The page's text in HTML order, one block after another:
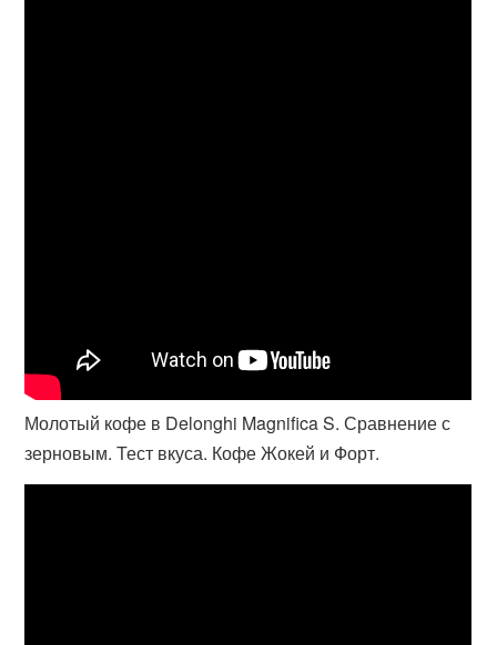
Молотый кофе в Delonghi Magnifica S. Сравнение с
зерновым. Тест вкуса. Кофе Жокей и Форт.